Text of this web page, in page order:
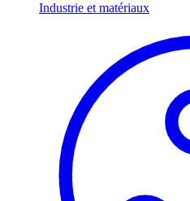
Industrie et matériaux